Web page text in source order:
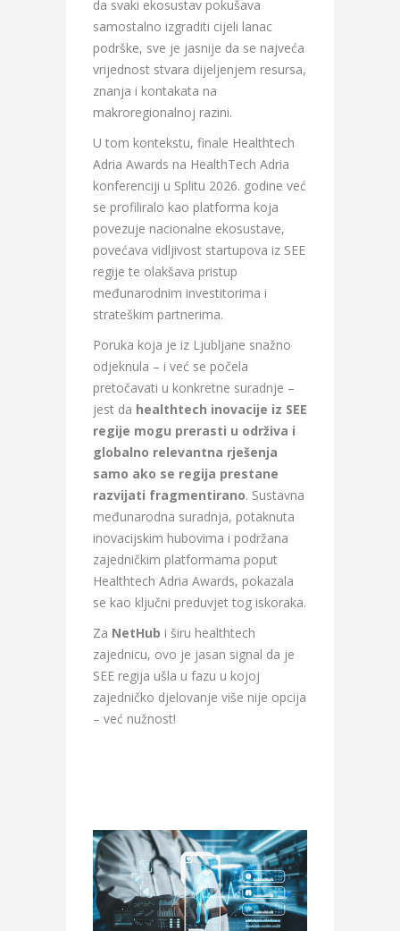
da svaki ekosustav pokušava
samostalno izgraditi cijeli lanac
podrške, sve je jasnije da se najveća
vrijednost stvara dijeljenjem resursa,
znanja i kontakata na
makroregionalnoj razini.
U tom kontekstu, finale Healthtech
Adria Awards na HealthTech Adria
konferenciji u Splitu 2026. godine već
se profiliralo kao platforma koja
povezuje nacionalne ekosustave,
povećava vidljivost startupova iz SEE
regije te olakšava pristup
međunarodnim investitorima i
strateškim partnerima.
Poruka koja je iz Ljubljane snažno
odjeknula – i već se počela
pretočavati u konkretne suradnje –
jest da healthtech inovacije iz SEE
regije mogu prerasti u održiva i
globalno relevantna rješenja
samo ako se regija prestane
razvijati fragmentirano. Sustavna
međunarodna suradnja, potaknuta
inovacijskim hubovima i podržana
zajedničkim platformama poput
Healthtech Adria Awards, pokazala
se kao ključni preduvjet tog iskoraka.
Za NetHub i širu healthtech
zajednicu, ovo je jasan signal da je
SEE regija ušla u fazu u kojoj
zajedničko djelovanje više nije opcija
– već nužnost!